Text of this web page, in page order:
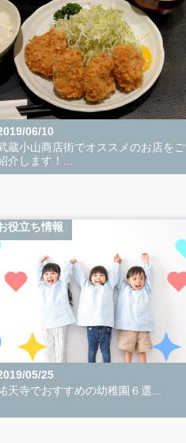
06/10
蔵小山商店街でオススメのお店をご
介します！...
役立ち情報
05/25
天寺でおすすめの幼稚園６選...